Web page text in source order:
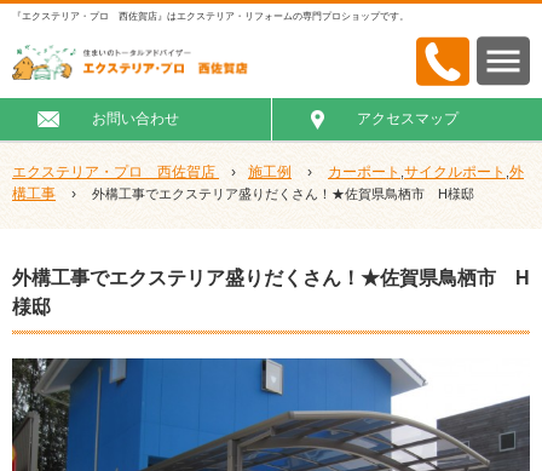
『エクステリア・プロ 西佐賀店』はエクステリア・リフォームの専門プロショップです。
お問い合わせ アクセスマップ
エクステリア・プロ 西佐賀店 › 施工例 › カーポート サイクルポート 外
構工事
› 外構工事でエクステリア盛りだくさん！★佐賀県鳥栖市 H様邸
外構工事でエクステリア盛りだくさん！★佐賀県鳥栖市 H
様邸